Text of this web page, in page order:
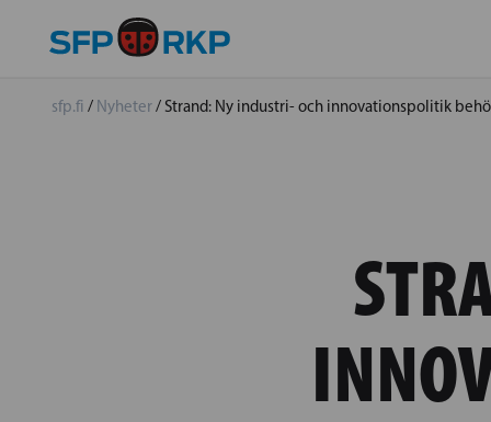
sfp.fi / Nyheter/ Strand: Ny industri- och innovationspolitik